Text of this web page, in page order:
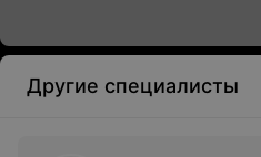
Другие специалисты